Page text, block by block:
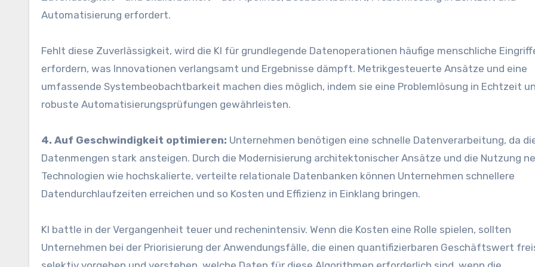
Automatisierung erfordert.
Fehlt diese Zuverlässigkeit, wird die KI für grundlegende Datenoperationen häufige menschliche
erfordern, was Innovationen verlangsamt und Ergebnisse dämpft. Metrikgesteuerte Ansätze und eine
umfassende Systembeobachtbarkeit machen dies möglich, indem sie eine Problemlösung in Echtzeit
robuste Automatisierungsprüfungen gewährleisten.
4. Auf Geschwindigkeit optimieren: Unternehmen benötigen eine schnelle Datenverarbeitung, da
Datenmengen stark ansteigen. Durch die Modernisierung architektonischer Ansätze und die Nutzung
Technologien wie hochskalierte, verteilte relationale Datenbanken können Unternehmen schnellere
Datendurchlaufzeiten erreichen und so Kosten und Effizienz in Einklang bringen.
KI battle in der Vergangenheit teuer und rechenintensiv. Wenn die Kosten eine Rolle spielen, sollten
Unternehmen bei der Priorisierung der Anwendungsfälle, die einen quantifizierbaren Geschäftswert